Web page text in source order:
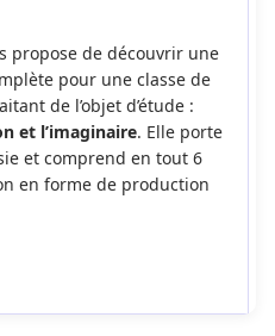
:
propose de découvrir une
pour une classe de
de l’objet d’étude :
et l’imaginaire. Elle porte
et comprend en tout 6
en forme de production